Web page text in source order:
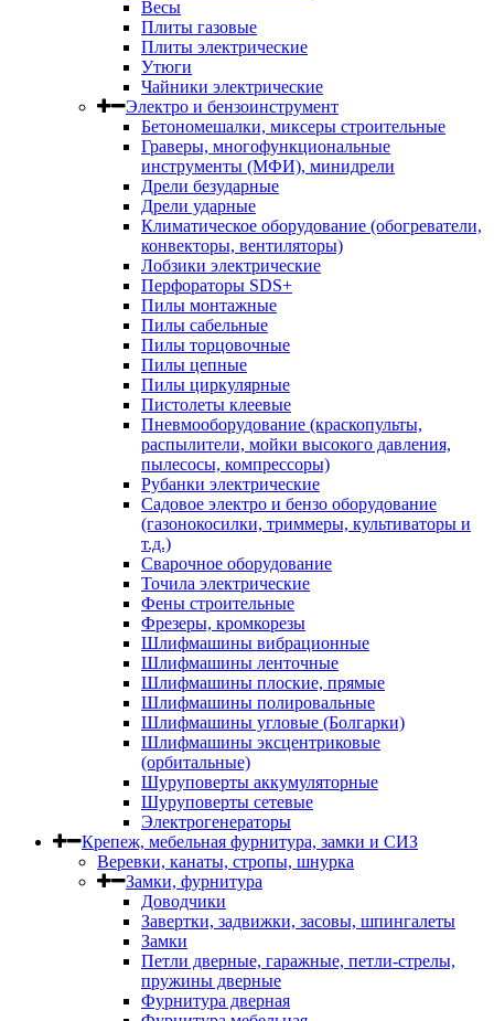
Весы
Плиты газовые
Плиты электрические
Утюги
Чайники электрические
Электро и бензоинструмент
Бетономешалки, миксеры строительные
Граверы, многофункциональные
инструменты (МФИ), минидрели
Дрели безударные
Дрели ударные
Климатическое оборудование (обогреватели,
конвекторы, вентиляторы)
Лобзики электрические
Перфораторы SDS+
Пилы монтажные
Пилы сабельные
Пилы торцовочные
Пилы цепные
Пилы циркулярные
Пистолеты клеевые
Пневмооборудование (краскопульты,
распылители, мойки высокого давления,
пылесосы, компрессоры)
Рубанки электрические
Садовое электро и бензо оборудование
(газонокосилки, триммеры, культиваторы и
т.д.)
Сварочное оборудование
Точила электрические
Фены строительные
Фрезеры, кромкорезы
Шлифмашины вибрационные
Шлифмашины ленточные
Шлифмашины плоские, прямые
Шлифмашины полировальные
Шлифмашины угловые (Болгарки)
Шлифмашины эксцентриковые
(орбитальные)
Шуруповерты аккумуляторные
Шуруповерты сетевые
Электрогенераторы
Крепеж, мебельная фурнитура, замки и СИЗ
Веревки, канаты, стропы, шнурка
Замки, фурнитура
Доводчики
Завертки, задвижки, засовы, шпингалеты
Замки
Петли дверные, гаражные, петли-стрелы,
пружины дверные
Фурнитура дверная